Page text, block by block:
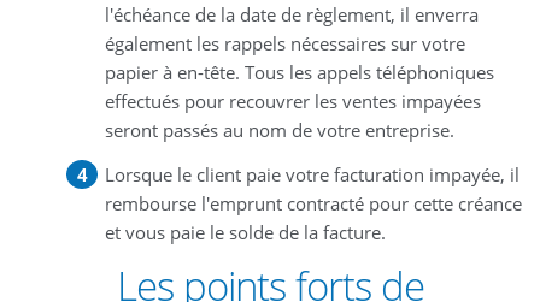
l'échéance de la date de règlement, il enverra
également les rappels nécessaires sur votre
papier à en-tête. Tous les appels téléphoniques
effectués pour recouvrer les ventes impayées
seront passés au nom de votre entreprise.
Lorsque le client paie votre facturation impayée, il
rembourse l'emprunt contracté pour cette créance
et vous paie le solde de la facture.
Les points forts de